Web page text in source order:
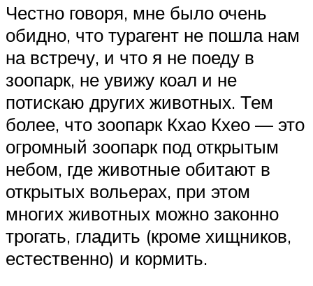
Честно говоря, мне было очень
обидно, что турагент не пошла нам
на встречу, и что я не поеду в
зоопарк, не увижу коал и не
потискаю других животных. Тем
более, что зоопарк Кхао Кхео — это
огромный зоопарк под открытым
небом, где животные обитают в
открытых вольерах, при этом
многих животных можно законно
трогать, гладить (кроме хищников,
естественно) и кормить.